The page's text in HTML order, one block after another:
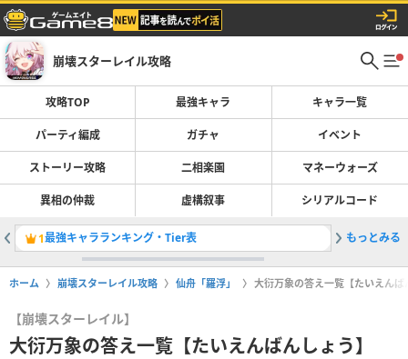
崩壊スターレイル攻略
攻略TOP 最強キャラ キャラ一覧
パーティ編成 ガチャ イベント
ストーリー攻略 二相楽園 マネーウォーズ
異相の仲裁 虚構叙事 シリアルコード
1最強キャラランキング・Tier表 2黄金の
もっとみる
ホーム 崩壊スターレイル攻略 仙舟「羅浮」 大衍万象の答え一覧【たいえんば
【崩壊スターレイル】
大衍万象の答え一覧【たいえんばんしょう】